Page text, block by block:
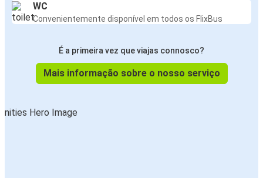
WC
Convenientemente disponível em todos os FlixBus
É a primeira vez que viajas connosco?
Mais informação sobre o nosso serviço